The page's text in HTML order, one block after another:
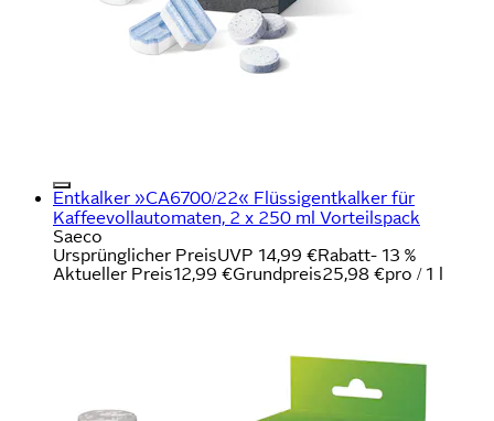
Entkalker »CA6700/22« Flüssigentkalker für
Kaffeevollautomaten, 2 x 250 ml Vorteilspack
Saeco
Ursprünglicher PreisUVP 14,99 €Rabatt- 13 %
Aktueller Preis12,99 €Grundpreis25,98 €pro / 1 l